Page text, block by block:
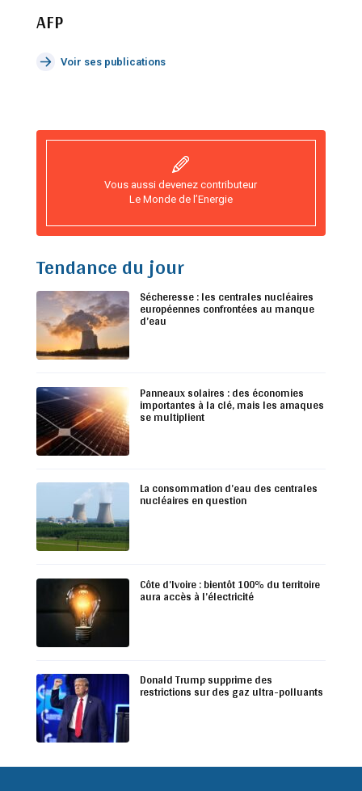
AFP
Voir ses publications
Vous aussi devenez contributeur
Le Monde de l’Energie
Tendance du jour
Sécheresse : les centrales nucléaires
européennes confrontées au manque
d’eau
Panneaux solaires : des économies
importantes à la clé, mais les arnaques
se multiplient
La consommation d’eau des centrales
nucléaires en question
Côte d’Ivoire : bientôt 100% du territoire
aura accès à l’électricité
Donald Trump supprime des
restrictions sur des gaz ultra-polluants